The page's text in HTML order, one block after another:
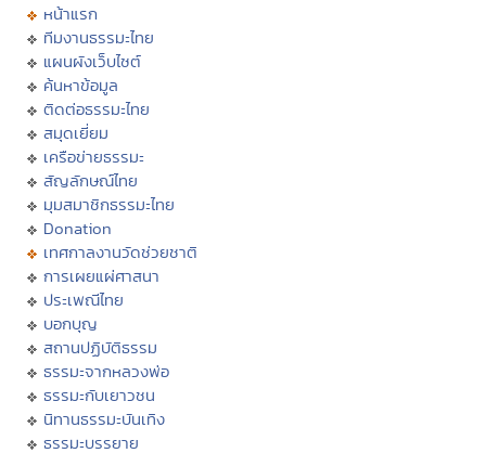
หน้าแรก
ทีมงานธรรมะไทย
แผนผังเว็บไซต์
ค้นหาข้อมูล
ติดต่อธรรมะไทย
สมุดเยี่ยม
เครือข่ายธรรมะ
สัญลักษณ์ไทย
มุมสมาชิกธรรมะไทย
Donation
เทศกาลงานวัดช่วยชาติ
การเผยแผ่ศาสนา
ประเพณีไทย
บอกบุญ
สถานปฏิบัติธรรม
ธรรมะจากหลวงพ่อ
ธรรมะกับเยาวชน
นิทานธรรมะบันเทิง
ธรรมะบรรยาย